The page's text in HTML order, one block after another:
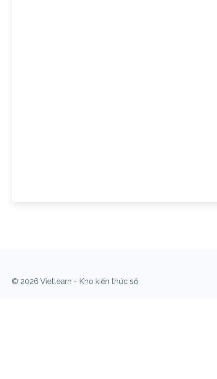
© 2026 Vietlearn - Kho kiến thức số